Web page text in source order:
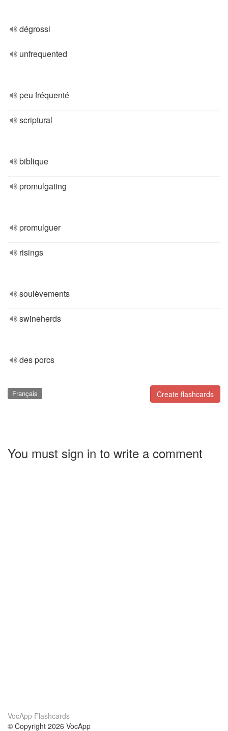
dégrossi
unfrequented
peu fréquenté
scriptural
biblique
promulgating
promulguer
risings
soulèvements
swineherds
des porcs
Create flashcards
Français
You must sign in to write a comment
VocApp Flashcards
© Copyright 2026 VocApp